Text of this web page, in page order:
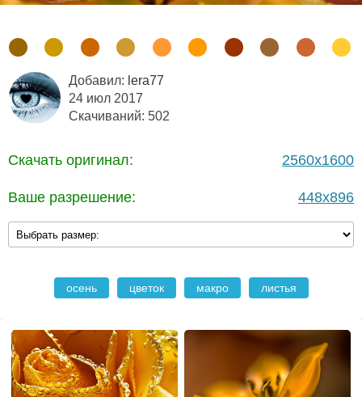
Добавил: lera77
24 июл 2017
Скачиваний: 502
Скачать оригинал: 2560x1600
Ваше разрешение: 448x896
осень цветок макро листья